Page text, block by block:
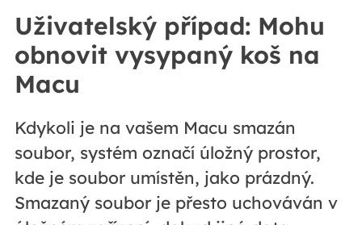
Uživatelský případ: Mohu
obnovit vysypaný koš na
Macu
Kdykoli je na vašem Macu smazán
soubor, systém označí úložný prostor,
kde je soubor umístěn, jako prázdný.
Smazaný soubor je přesto uchováván v